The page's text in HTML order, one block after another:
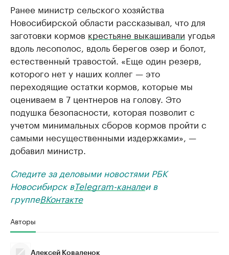
Ранее министр сельского хозяйства
Новосибирской области рассказывал, что для
заготовки кормов крестьяне выкашивали угодья
вдоль лесополос, вдоль берегов озер и болот,
естественный травостой. «Еще один резерв,
которого нет у наших коллег — это
переходящие остатки кормов, которые мы
оцениваем в 7 центнеров на голову. Это
подушка безопасности, которая позволит с
учетом минимальных сборов кормов пройти с
самыми несущественными издержками», —
добавил министр.
Следите за деловыми новостями РБК
Новосибирск вTelegram-каналеи в
группеВКонтакте
Авторы
Алексей Коваленок